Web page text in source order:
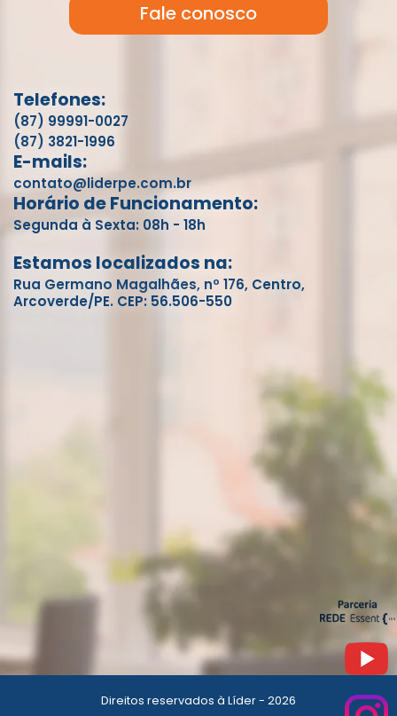
Fale conosco
Telefones:
(87) 99991-0027
(87) 3821-1996
E-mails:
contato@liderpe.com.br
Horário de Funcionamento:
Segunda à Sexta: 08h - 18h
Estamos localizados na:
Rua Germano Magalhães, nº 176, Centro,
Arcoverde/PE. CEP: 56.506-550
Direitos reservados à Líder - 2026